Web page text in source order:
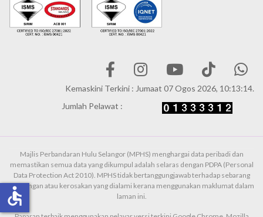
Kemaskini Terkini : Jumaat 07 Ogos 2026, 10:13:14.
Jumlah Pelawat :
Majlis Perbandaran Hulu Selangor (MPHS) menghargai data peribadi dan
memastikan semua data yang dikumpul adalah selaras dengan PDPA (Personal
Data Protection Act 2010). MPHS tidak bertanggungjawab terhadap sebarang
kehilangan atau kerosakan yang dialami kerana menggunakan maklumat dalam
laman ini.
accessible